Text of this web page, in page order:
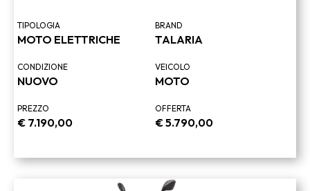
TIPOLOGIA
MOTO ELETTRICHE
BRAND
TALARIA
CONDIZIONE
NUOVO
VEICOLO
MOTO
PREZZO
€ 7.190,00
OFFERTA
€5.790,00